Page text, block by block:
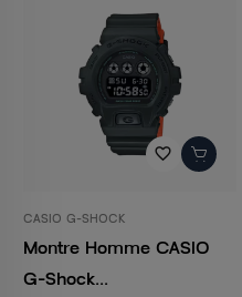
favorite_border
CASIO G-SHOCK
Montre Homme CASIO
G-Shock...